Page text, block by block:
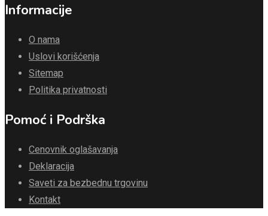
Informacije
O nama
Uslovi korišćenja
Sitemap
Politika privatnosti
Pomoć i Podrška
Cenovnik oglašavanja
Deklaracija
Saveti za bezbednu trgovinu
Kontakt